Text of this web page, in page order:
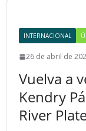
INTERNACIONAL
26 de abril de
Vuelva a
Kendry
River